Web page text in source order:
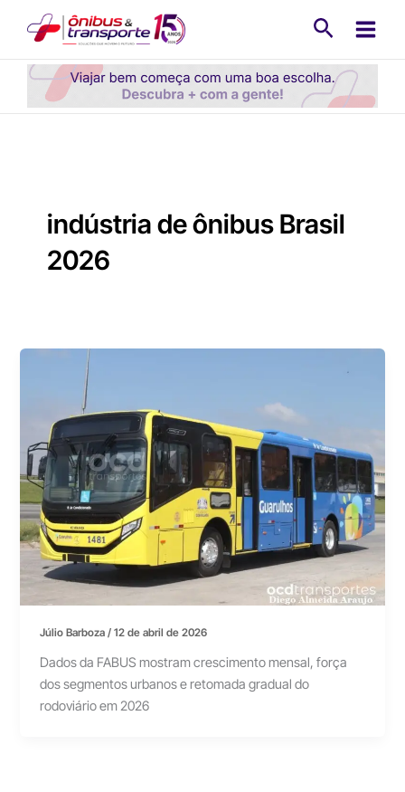
conteúdo
indústria de ônibus Brasil
2026
Júlio Barboza/12 de abril de 2026
Dados da FABUS mostram crescimento mensal, força
dos segmentos urbanos e retomada gradual do
rodoviário em 2026